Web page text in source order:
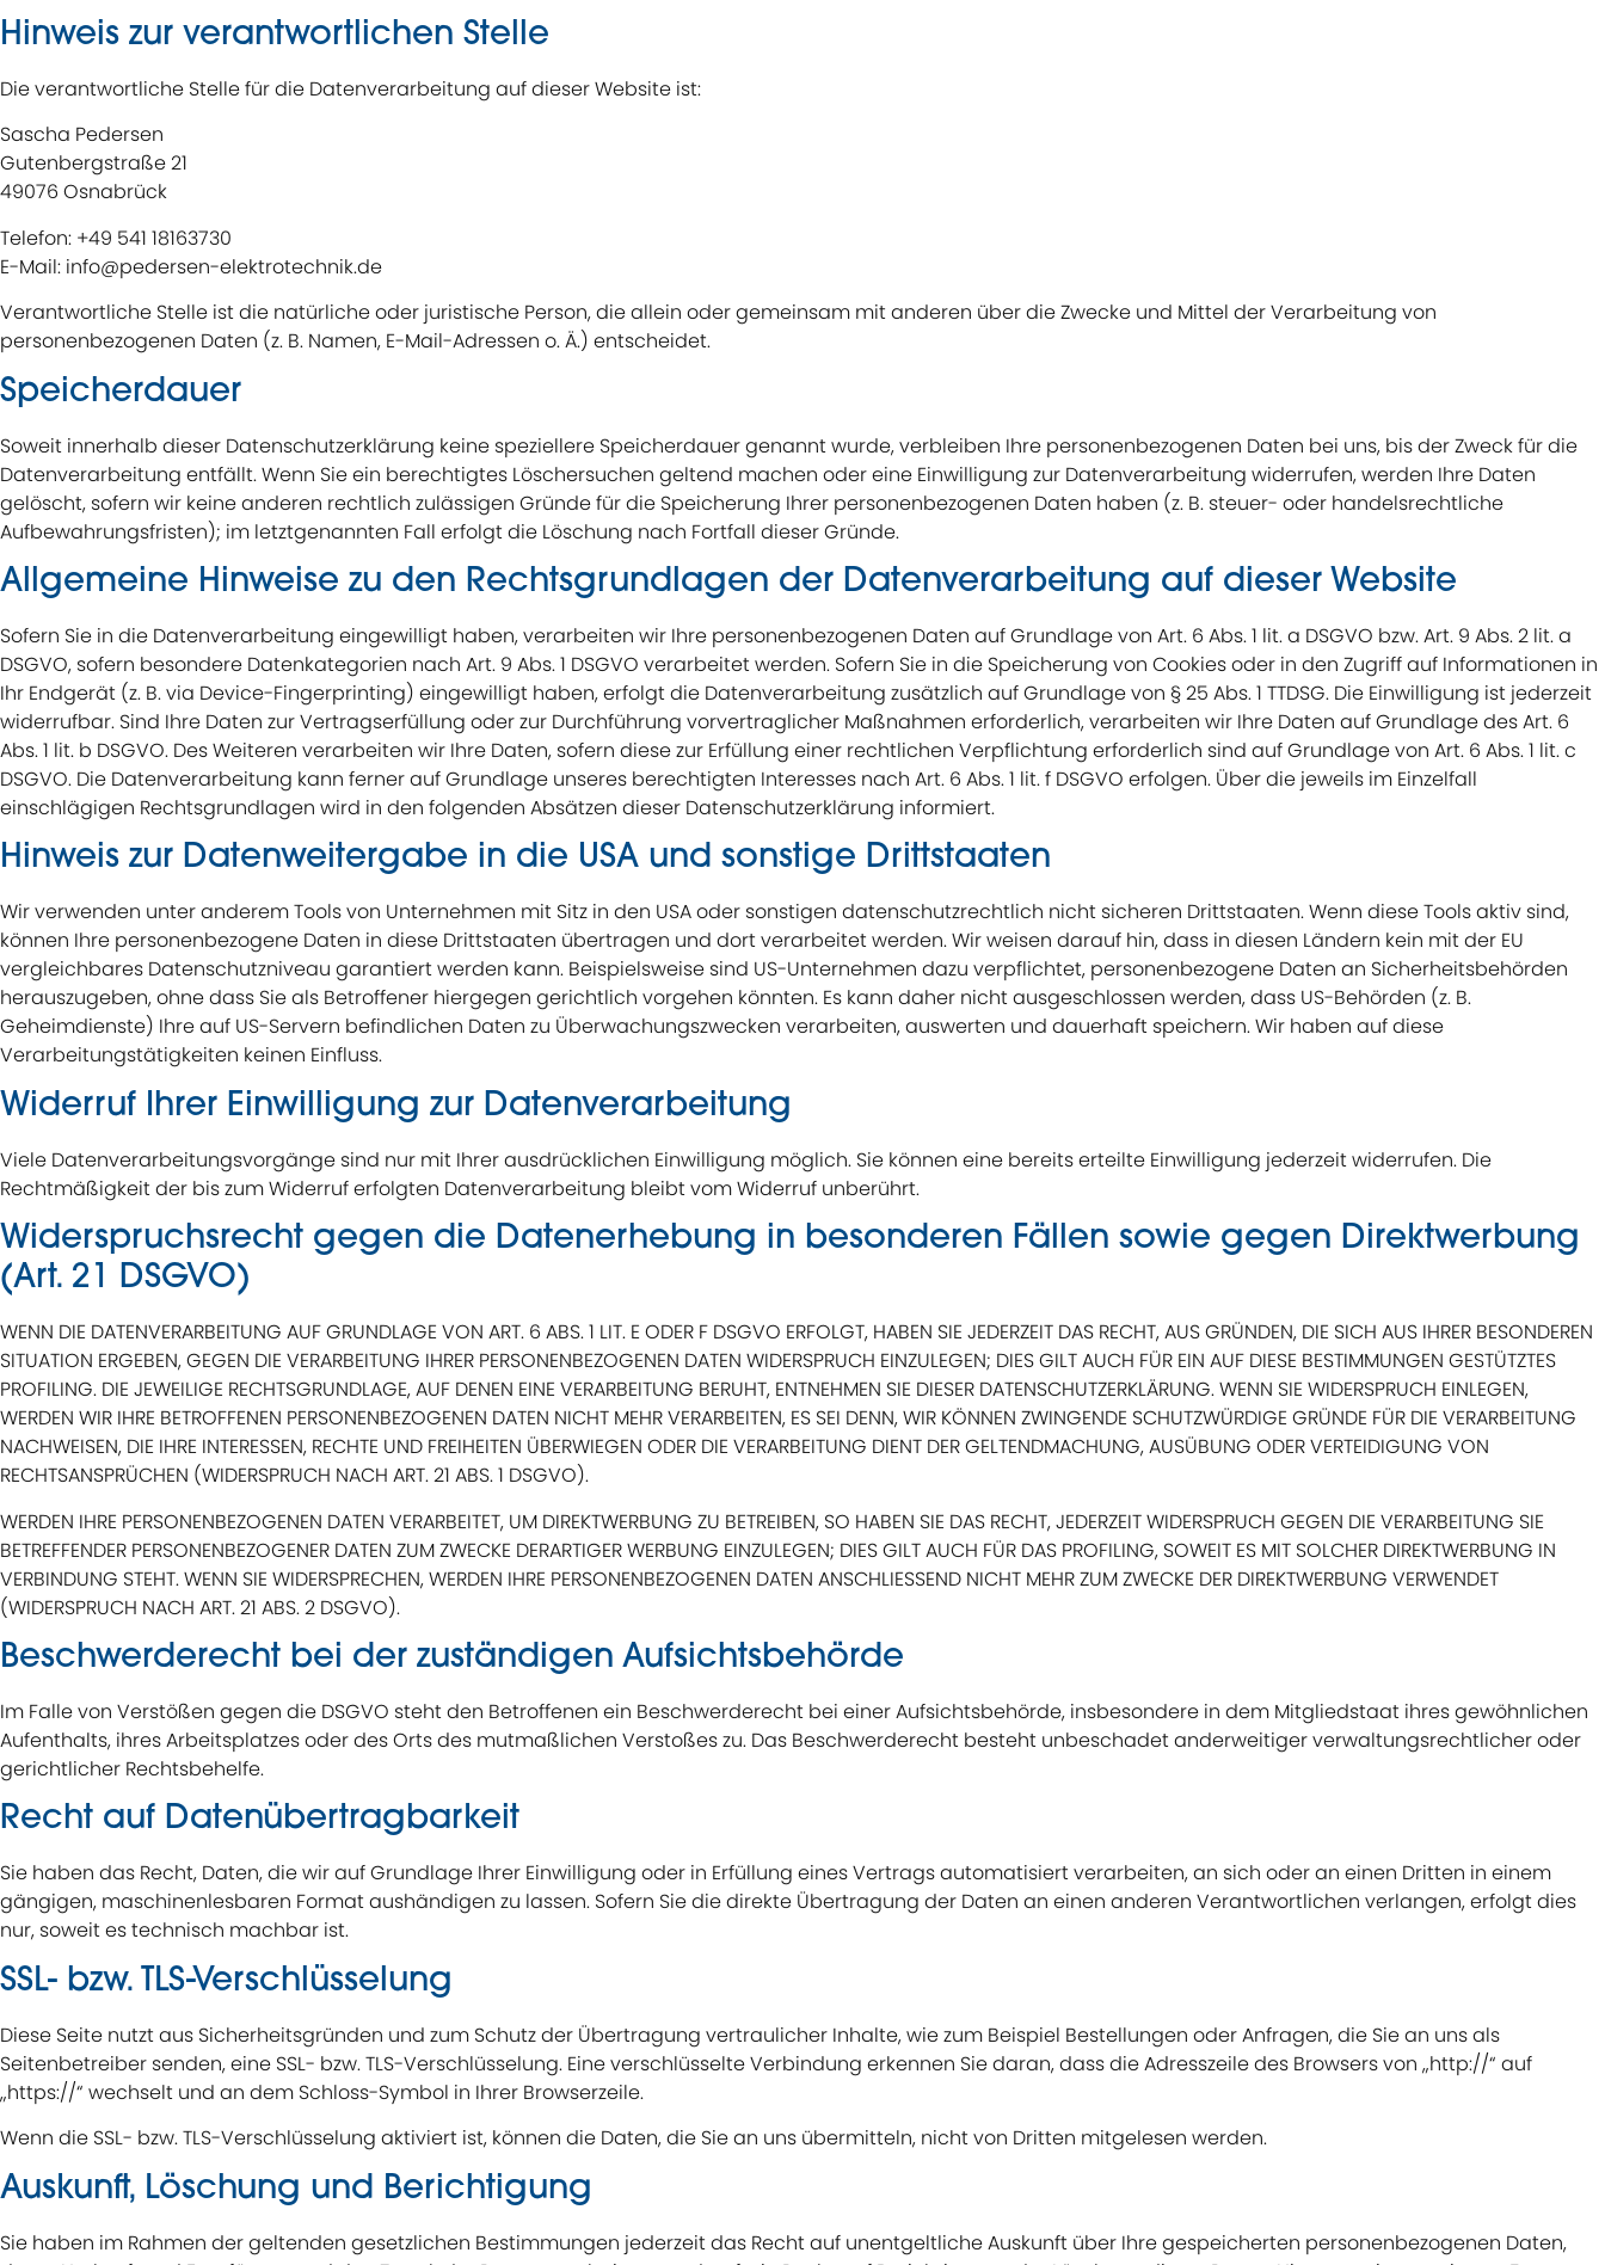
Hinweis zur verantwortlichen Stelle
Die verantwortliche Stelle für die Datenverarbeitung auf dieser Website ist:
Sascha Pedersen
Gutenbergstraße 21
49076 Osnabrück
Telefon: +49 541 18163730
E-Mail: info@pedersen-elektrotechnik.de
Verantwortliche Stelle ist die natürliche oder juristische Person, die allein oder gemeinsam mit anderen über die Zwecke und Mittel der Verarbeitung von
personenbezogenen Daten (z. B. Namen, E-Mail-Adressen o. Ä.) entscheidet.
Speicherdauer
Soweit innerhalb dieser Datenschutzerklärung keine speziellere Speicherdauer genannt wurde, verbleiben Ihre personenbezogenen Daten bei uns, bis der Zweck für die
Datenverarbeitung entfällt. Wenn Sie ein berechtigtes Löschersuchen geltend machen oder eine Einwilligung zur Datenverarbeitung widerrufen, werden Ihre Daten
gelöscht, sofern wir keine anderen rechtlich zulässigen Gründe für die Speicherung Ihrer personenbezogenen Daten haben (z. B. steuer- oder handelsrechtliche
Aufbewahrungsfristen); im letztgenannten Fall erfolgt die Löschung nach Fortfall dieser Gründe.
Allgemeine Hinweise zu den Rechtsgrundlagen der Datenverarbeitung auf dieser Website
Sofern Sie in die Datenverarbeitung eingewilligt haben, verarbeiten wir Ihre personenbezogenen Daten auf Grundlage von Art. 6 Abs. 1 lit. a DSGVO bzw. Art. 9 Abs. 2 lit. a
DSGVO, sofern besondere Datenkategorien nach Art. 9 Abs. 1 DSGVO verarbeitet werden. Sofern Sie in die Speicherung von Cookies oder in den Zugriff auf Informationen in
Ihr Endgerät (z. B. via Device-Fingerprinting) eingewilligt haben, erfolgt die Datenverarbeitung zusätzlich auf Grundlage von § 25 Abs. 1 TTDSG. Die Einwilligung ist jederzeit
widerrufbar. Sind Ihre Daten zur Vertragserfüllung oder zur Durchführung vorvertraglicher Maßnahmen erforderlich, verarbeiten wir Ihre Daten auf Grundlage des Art. 6
Abs. 1 lit. b DSGVO. Des Weiteren verarbeiten wir Ihre Daten, sofern diese zur Erfüllung einer rechtlichen Verpflichtung erforderlich sind auf Grundlage von Art. 6 Abs. 1 lit. c
DSGVO. Die Datenverarbeitung kann ferner auf Grundlage unseres berechtigten Interesses nach Art. 6 Abs. 1 lit. f DSGVO erfolgen. Über die jeweils im Einzelfall
einschlägigen Rechtsgrundlagen wird in den folgenden Absätzen dieser Datenschutzerklärung informiert.
Hinweis zur Datenweitergabe in die USA und sonstige Drittstaaten
Wir verwenden unter anderem Tools von Unternehmen mit Sitz in den USA oder sonstigen datenschutzrechtlich nicht sicheren Drittstaaten. Wenn diese Tools aktiv sind,
können Ihre personenbezogene Daten in diese Drittstaaten übertragen und dort verarbeitet werden. Wir weisen darauf hin, dass in diesen Ländern kein mit der EU
vergleichbares Datenschutzniveau garantiert werden kann. Beispielsweise sind US-Unternehmen dazu verpflichtet, personenbezogene Daten an Sicherheitsbehörden
herauszugeben, ohne dass Sie als Betroffener hiergegen gerichtlich vorgehen könnten. Es kann daher nicht ausgeschlossen werden, dass US-Behörden (z. B.
Geheimdienste) Ihre auf US-Servern befindlichen Daten zu Überwachungszwecken verarbeiten, auswerten und dauerhaft speichern. Wir haben auf diese
Verarbeitungstätigkeiten keinen Einfluss.
Widerruf Ihrer Einwilligung zur Datenverarbeitung
Viele Datenverarbeitungsvorgänge sind nur mit Ihrer ausdrücklichen Einwilligung möglich. Sie können eine bereits erteilte Einwilligung jederzeit widerrufen. Die
Rechtmäßigkeit der bis zum Widerruf erfolgten Datenverarbeitung bleibt vom Widerruf unberührt.
Widerspruchsrecht gegen die Datenerhebung in besonderen Fällen sowie gegen Direktwerbung
(Art. 21 DSGVO)
WENN DIE DATENVERARBEITUNG AUF GRUNDLAGE VON ART. 6 ABS. 1 LIT. E ODER F DSGVO ERFOLGT, HABEN SIE JEDERZEIT DAS RECHT, AUS GRÜNDEN, DIE SICH AUS IHRER BESONDEREN
SITUATION ERGEBEN, GEGEN DIE VERARBEITUNG IHRER PERSONENBEZOGENEN DATEN WIDERSPRUCH EINZULEGEN; DIES GILT AUCH FÜR EIN AUF DIESE BESTIMMUNGEN GESTÜTZTES
PROFILING. DIE JEWEILIGE RECHTSGRUNDLAGE, AUF DENEN EINE VERARBEITUNG BERUHT, ENTNEHMEN SIE DIESER DATENSCHUTZERKLÄRUNG. WENN SIE WIDERSPRUCH EINLEGEN,
WERDEN WIR IHRE BETROFFENEN PERSONENBEZOGENEN DATEN NICHT MEHR VERARBEITEN, ES SEI DENN, WIR KÖNNEN ZWINGENDE SCHUTZWÜRDIGE GRÜNDE FÜR DIE VERARBEITUNG
NACHWEISEN, DIE IHRE INTERESSEN, RECHTE UND FREIHEITEN ÜBERWIEGEN ODER DIE VERARBEITUNG DIENT DER GELTENDMACHUNG, AUSÜBUNG ODER VERTEIDIGUNG VON
RECHTSANSPRÜCHEN (WIDERSPRUCH NACH ART. 21 ABS. 1 DSGVO).
WERDEN IHRE PERSONENBEZOGENEN DATEN VERARBEITET, UM DIREKTWERBUNG ZU BETREIBEN, SO HABEN SIE DAS RECHT, JEDERZEIT WIDERSPRUCH GEGEN DIE VERARBEITUNG SIE
BETREFFENDER PERSONENBEZOGENER DATEN ZUM ZWECKE DERARTIGER WERBUNG EINZULEGEN; DIES GILT AUCH FÜR DAS PROFILING, SOWEIT ES MIT SOLCHER DIREKTWERBUNG IN
VERBINDUNG STEHT. WENN SIE WIDERSPRECHEN, WERDEN IHRE PERSONENBEZOGENEN DATEN ANSCHLIESSEND NICHT MEHR ZUM ZWECKE DER DIREKTWERBUNG VERWENDET
(WIDERSPRUCH NACH ART. 21 ABS. 2 DSGVO).
Beschwerde­recht bei der zuständigen Aufsichts­behörde
Im Falle von Verstößen gegen die DSGVO steht den Betroffenen ein Beschwerderecht bei einer Aufsichtsbehörde, insbesondere in dem Mitgliedstaat ihres gewöhnlichen
Aufenthalts, ihres Arbeitsplatzes oder des Orts des mutmaßlichen Verstoßes zu. Das Beschwerderecht besteht unbeschadet anderweitiger verwaltungsrechtlicher oder
gerichtlicher Rechtsbehelfe.
Recht auf Daten­übertrag­barkeit
Sie haben das Recht, Daten, die wir auf Grundlage Ihrer Einwilligung oder in Erfüllung eines Vertrags automatisiert verarbeiten, an sich oder an einen Dritten in einem
gängigen, maschinenlesbaren Format aushändigen zu lassen. Sofern Sie die direkte Übertragung der Daten an einen anderen Verantwortlichen verlangen, erfolgt dies
nur, soweit es technisch machbar ist.
SSL- bzw. TLS-Verschlüsselung
Diese Seite nutzt aus Sicherheitsgründen und zum Schutz der Übertragung vertraulicher Inhalte, wie zum Beispiel Bestellungen oder Anfragen, die Sie an uns als
Seitenbetreiber senden, eine SSL- bzw. TLS-Verschlüsselung. Eine verschlüsselte Verbindung erkennen Sie daran, dass die Adresszeile des Browsers von „http://“ auf
„https://“ wechselt und an dem Schloss-Symbol in Ihrer Browserzeile.
Wenn die SSL- bzw. TLS-Verschlüsselung aktiviert ist, können die Daten, die Sie an uns übermitteln, nicht von Dritten mitgelesen werden.
Auskunft, Löschung und Berichtigung
Sie haben im Rahmen der geltenden gesetzlichen Bestimmungen jederzeit das Recht auf unentgeltliche Auskunft über Ihre gespeicherten personenbezogenen Daten,